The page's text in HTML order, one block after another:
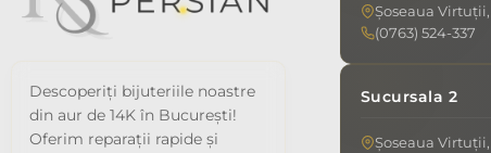
Descoperiți bijuteriile noastre
din aur de 14K în București!
Oferim reparații rapide și
Șoseaua Virtuții,
(0763) 524-337
Sucursala 2
Șoseaua Virtuții,